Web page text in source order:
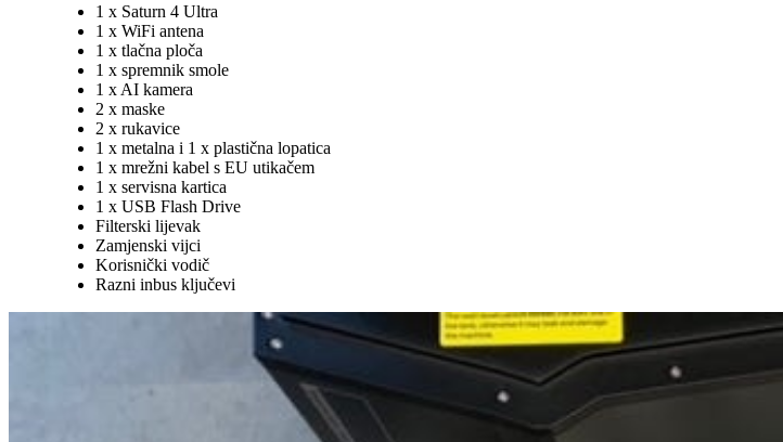
1 x Saturn 4 Ultra
1 x WiFi antena
1 x tlačna ploča
1 x spremnik smole
1 x AI kamera
2 x maske
2 x rukavice
1 x metalna i 1 x plastična lopatica
1 x mrežni kabel s EU utikačem
1 x servisna kartica
1 x USB Flash Drive
Filterski lijevak
Zamjenski vijci
Korisnički vodič
Razni inbus ključevi